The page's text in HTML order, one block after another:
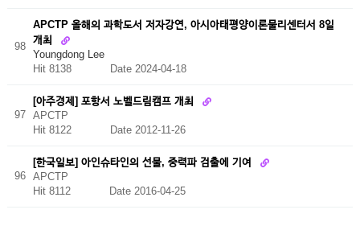
98
APCTP 올해의 과학도서 저자강연, 아시아태평양이론물리센터서 8일
개최
Youngdong Lee
Hit 8138 Date 2024-04-18
97
[아주경제] 포항서 노벨드림캠프 개최
APCTP
Hit 8122
Date 2012-11-26
96
[한국일보] 아인슈타인의 선물, 중력파 검출에 기여
APCTP
Hit 8112
Date 2016-04-25